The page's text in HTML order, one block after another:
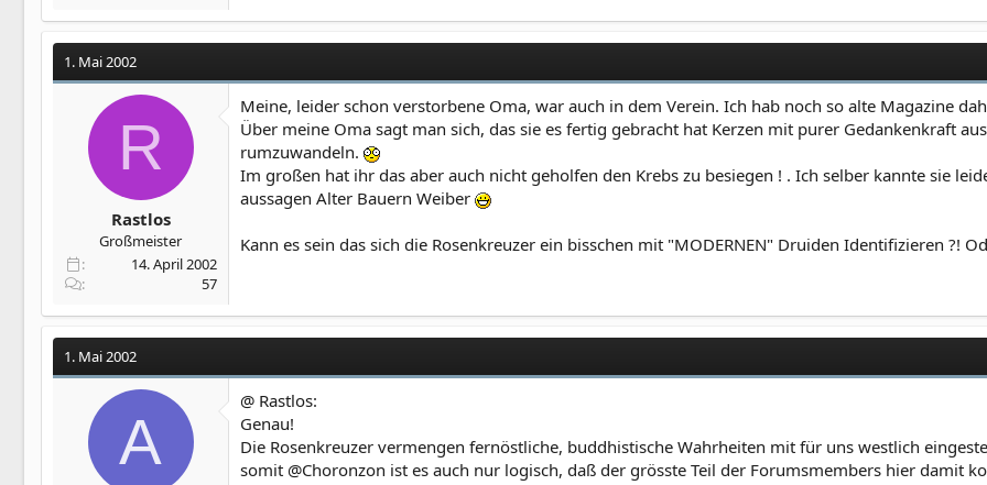
1. Mai 2002
R
Rastlos
Großmeister
14. April 2002
57
Meine, leider schon verstorbene Oma, war auch in dem Verein. Ich hab noch so alte Magazine
Über meine Oma sagt man sich, das sie es fertig gebracht hat Kerzen mit purer Gedankenkraft
rumzuwandeln.
Im großen hat ihr das aber auch nicht geholfen den Krebs zu besiegen ! . Ich selber kannte sie
aussagen Alter Bauern Weiber
Kann es sein das sich die Rosenkreuzer ein bisschen mit "MODERNEN" Druiden Identifizieren ?!
1. Mai 2002
A
@ Rastlos:
Genau!
Die Rosenkreuzer vermengen fernöstliche, buddhistische Wahrheiten mit für uns westlich
somit @Choronzon ist es auch nur logisch, daß der grösste Teil der Forumsmembers hier damit